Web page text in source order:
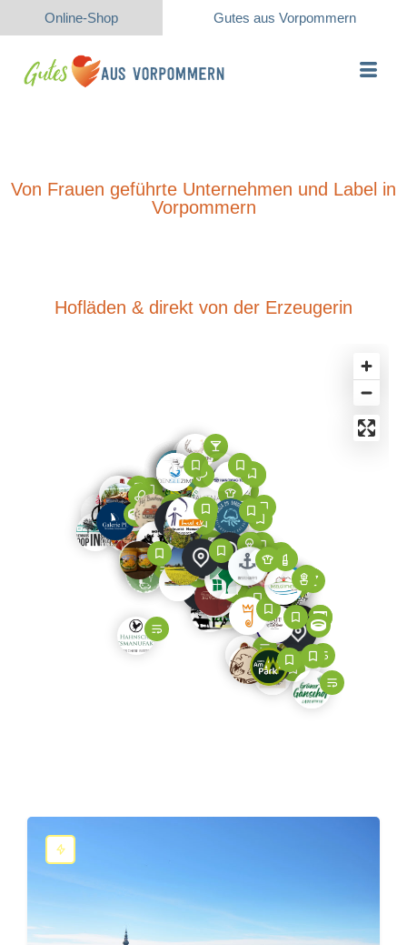
Online-Shop Gutes aus Vorpommern
Von Frauen geführte Unternehmen und Label in
Vorpommern
Hofläden & direkt von der Erzeugerin